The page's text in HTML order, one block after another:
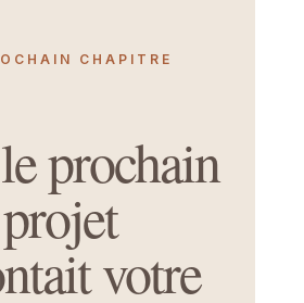
CHAPITRE
prochain
projet
votre